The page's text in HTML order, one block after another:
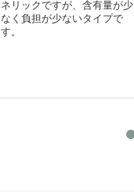
ネリックですが、含有量が少
なく負担が少ないタイプで
す。